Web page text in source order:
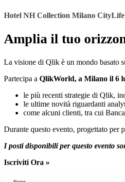
Hotel NH Collection Milano CityLife
Amplia il tuo
La visione di Qlik è un mondo basato
Partecipa a QlikWorld, a Milano il 6
le più recenti strategie di Qlik,
le ultime novità riguardanti
come alcuni clienti, tra cui
Durante questo evento, progettato per
I posti disponibili per questo evento
Iscriviti Ora »